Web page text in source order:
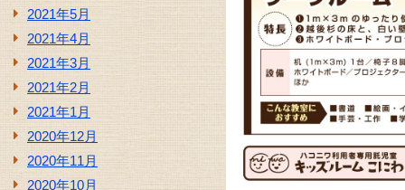
2021年5月
2021年4月
2021年3月
2021年2月
2021年1月
2020年12月
2020年11月
2020年10月